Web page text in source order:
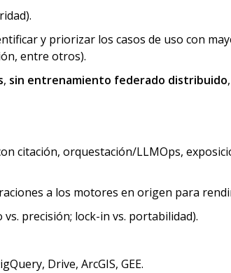
y priorizar los casos de uso con
entre otros).
, sin entrenamiento federado distribuido
citación, orquestación/LLMOps,
a los motores en origen para
precisión; lock-in vs. portabilidad).
Drive, ArcGIS, GEE.